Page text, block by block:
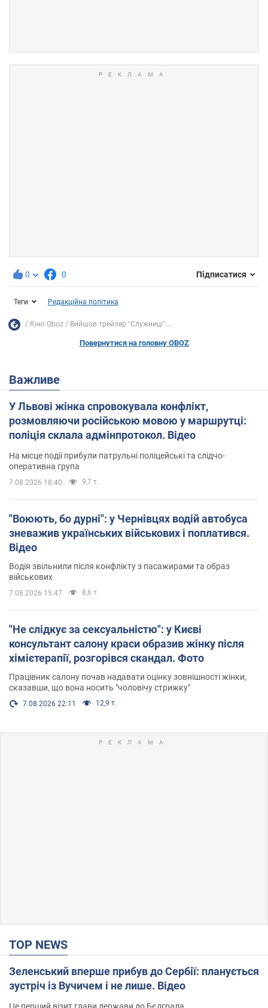
0 0 Підписатися
Теги Редакційна політика
Кіно Oboz Вийшов трейлер "Служниці":...
Повернутися на головну OBOZ
Важливе
У Львові жінка спровокувала конфлікт,
розмовляючи російською мовою у маршрутці:
поліція склала адмінпротокол. Відео
На місце події прибули патрульні поліцейські та слідчо-
оперативна група
7.08.2026 18:40 9,7 т.
"Воюють, бо дурні": у Чернівцях водій автобуса
зневажив українських військових і поплатився.
Відео
Водія звільнили після конфлікту з пасажирами та образ
військових
7.08.2026 15:47 8,6 т.
"Не слідкує за сексуальністю": у Києві
консультант салону краси образив жінку після
хімієтерапії, розгорівся скандал. Фото
Працівник салону почав надавати оцінку зовнішності жінки,
сказавши, що вона носить "чоловічу стрижку"
7.08.2026 22:11 12,9 т.
TOP NEWS
Зеленський вперше прибув до Сербії: планується
зустріч із Вучичем і не лише. Відео
Це перший візит глави держави до Бєлграда